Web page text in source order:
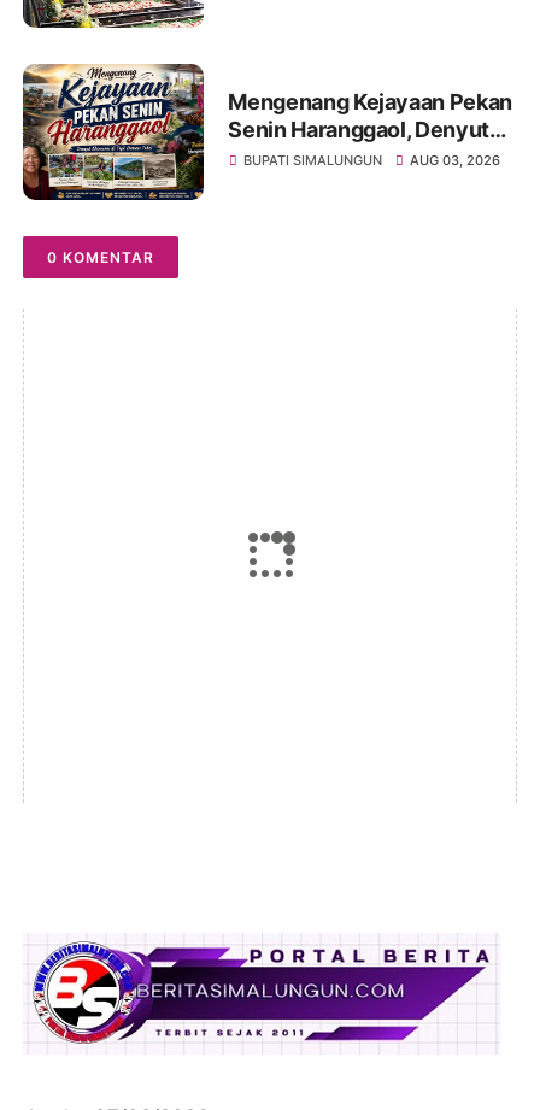
Mengenang Kejayaan Pekan
Senin Haranggaol, Denyut
Ekonomi di Tepi Danau Toba
BUPATI SIMALUNGUN AUG 03, 2026
0 KOMENTAR